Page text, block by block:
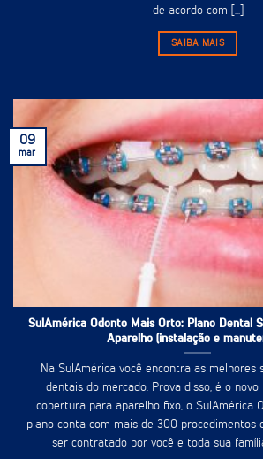
de acordo com [...]
SAIBA MAIS
SulAmérica Odonto Mais Orto: Plano Dental
Aparelho (instalação e
Na SulAmérica você encontra as melhores
dentais do mercado. Prova disso, é o
cobertura para aparelho fixo, o SulAmérica
plano conta com mais de 300 procedimentos
ser contratado por você e toda sua
09
mar